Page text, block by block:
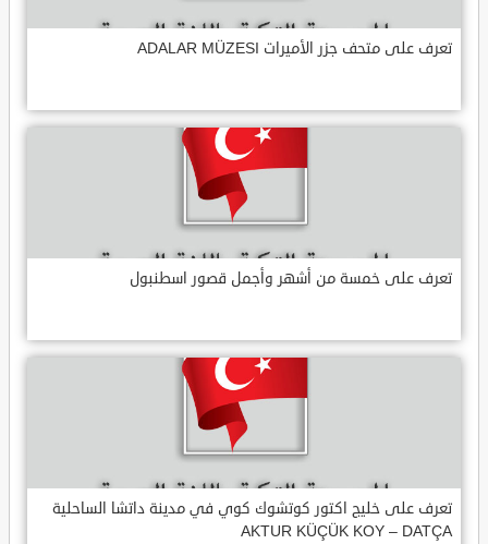
تعرف على متحف جزر الأميرات ADALAR MÜZESI
تعرف على خمسة من أشهر وأجمل قصور اسطنبول
تعرف على خليج اكتور كوتشوك كوي في مدينة داتشا الساحلية
AKTUR KÜÇÜK KOY – DATÇA